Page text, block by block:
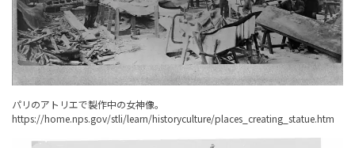
パリのアトリエで製作中の女神像。
https://home.nps.gov/stli/learn/historyculture/places_creating_statue.htm